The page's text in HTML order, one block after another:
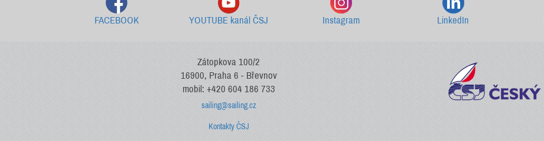
FACEBOOK YOUTUBE kanál ČSJ Instagram LinkedIn
Zátopkova 100/2
16900, Praha 6 - Břevnov
mobil: +420 604 186 733
sailing@sailing.cz
Kontakty ČSJ